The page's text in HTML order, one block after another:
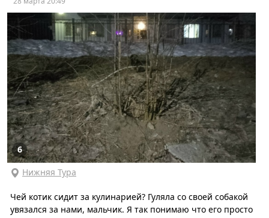
6
Нижняя Тура
Чей котик сидит за кулинарией? Гуляла со своей собакой
увязался за нами, мальчик. Я так понимаю что его просто